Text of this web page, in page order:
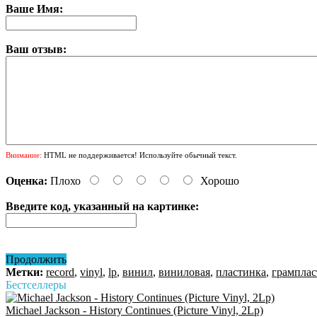
Ваше Имя:
Ваш отзыв:
Внимание: HTML не поддерживается! Используйте обычный текст.
Оценка: Плохо Хорошо
Введите код, указанный на картинке:
Продолжить
Метки: record, vinyl, lp, винил, виниловая, пластинка,
Бестселлеры
Michael Jackson - History Continues (Picture Vinyl, 2Lp)